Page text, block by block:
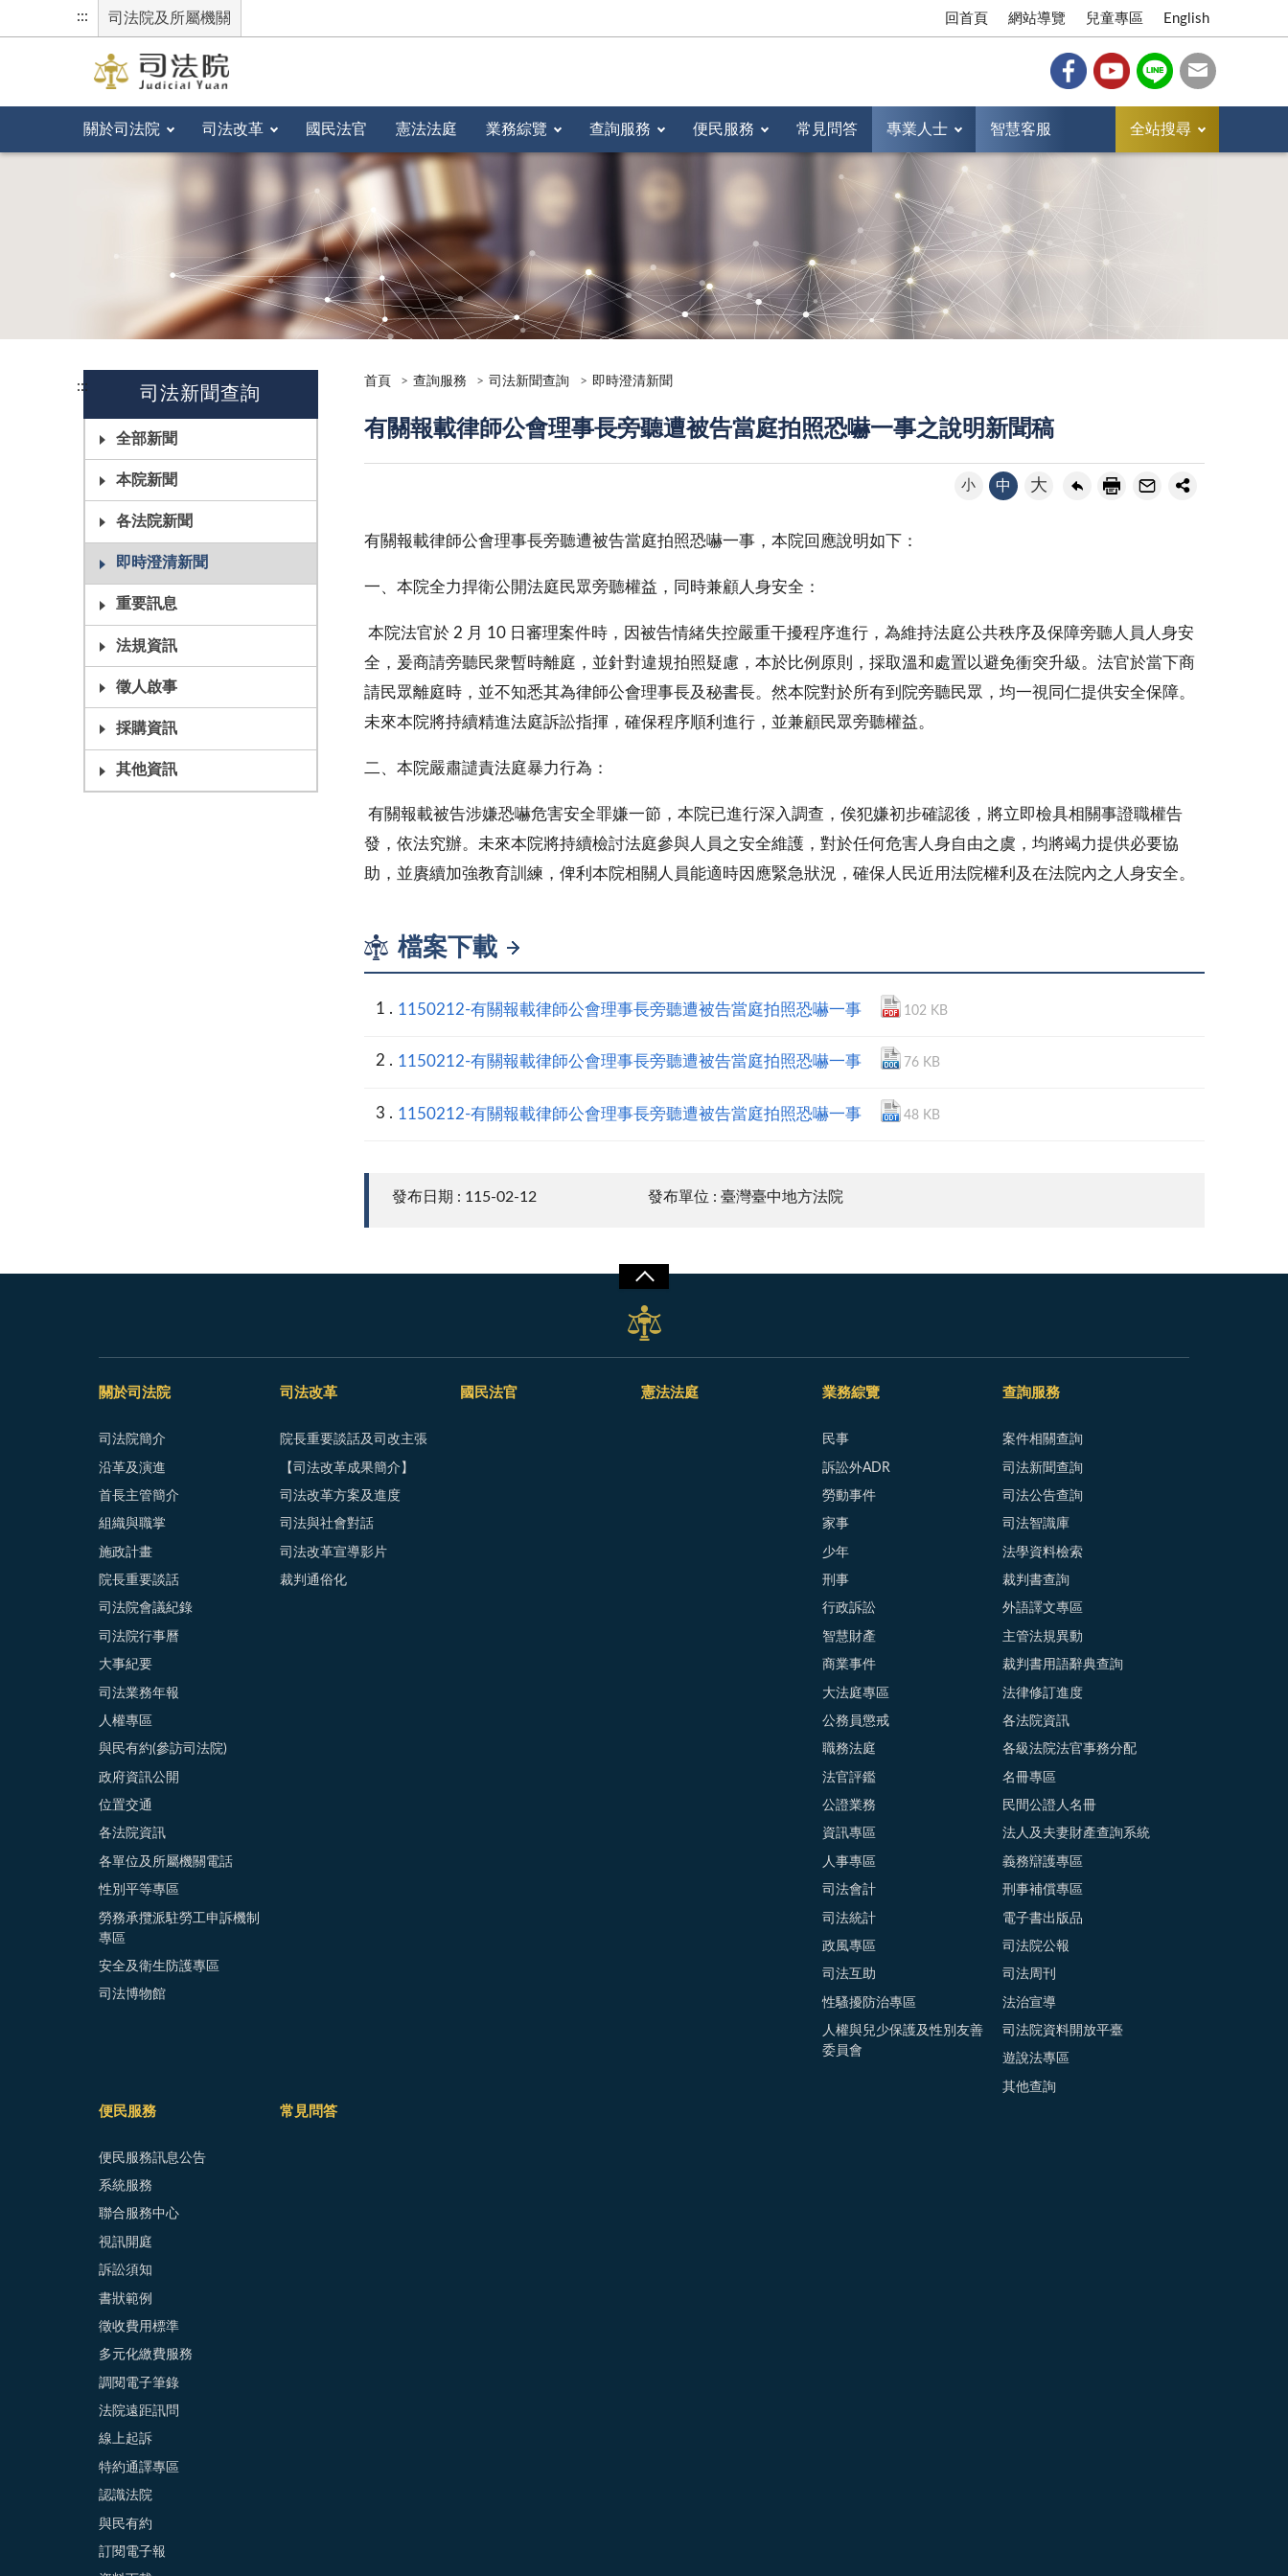
::: 司法院及所屬機關 回首頁 網站導覽 兒童專區 English
關於司法院 司法改革 國民法官 憲法法庭 業務綜覽 查詢服務 便民服務 常見問答 專業人士 智慧客服 全站搜尋
::: 司法新聞查詢
全部新聞
本院新聞
各法院新聞
即時澄清新聞
重要訊息
法規資訊
徵人啟事
採購資訊
其他資訊
首頁 查詢服務 司法新聞查詢 即時澄清新聞
有關報載律師公會理事長旁聽遭被告當庭拍照恐嚇一事之說明新聞稿
小 中 大
有關報載律師公會理事長旁聽遭被告當庭拍照恐嚇一事，本院回應說明如下：
一、本院全力捍衛公開法庭民眾旁聽權益，同時兼顧人身安全：
本院法官於 2 月 10 日審理案件時，因被告情緒失控嚴重干擾程序進行，為維持法庭公共秩序及保障旁聽人員人身安
全，爰商請旁聽民衆暫時離庭，並針對違規拍照疑慮，本於比例原則，採取溫和處置以避免衝突升級。法官於當下商
請民眾離庭時，並不知悉其為律師公會理事長及秘書長。然本院對於所有到院旁聽民眾，均一視同仁提供安全保障。
未來本院將持續精進法庭訴訟指揮，確保程序順利進行，並兼顧民眾旁聽權益。
二、本院嚴肅譴責法庭暴力行為：
有關報載被告涉嫌恐嚇危害安全罪嫌一節，本院已進行深入調查，俟犯嫌初步確認後，將立即檢具相關事證職權告
發，依法究辦。未來本院將持續檢討法庭參與人員之安全維護，對於任何危害人身自由之虞，均將竭力提供必要協
助，並賡續加強教育訓練，俾利本院相關人員能適時因應緊急狀況，確保人民近用法院權利及在法院內之人身安全。
檔案下載
1150212-有關報載律師公會理事長旁聽遭被告當庭拍照恐嚇一事 102 KB
1150212-有關報載律師公會理事長旁聽遭被告當庭拍照恐嚇一事 76 KB
1150212-有關報載律師公會理事長旁聽遭被告當庭拍照恐嚇一事 48 KB
發布日期 : 115-02-12 發布單位 : 臺灣臺中地方法院
關於司法院
司法院簡介
沿革及演進
首長主管簡介
組織與職掌
施政計畫
院長重要談話
司法院會議紀錄
司法院行事曆
大事紀要
司法業務年報
人權專區
與民有約(參訪司法院)
政府資訊公開
位置交通
各法院資訊
各單位及所屬機關電話
性別平等專區
勞務承攬派駐勞工申訴機制
專區
安全及衛生防護專區
司法博物館
司法改革
院長重要談話及司改主張
【司法改革成果簡介】
司法改革方案及進度
司法與社會對話
司法改革宣導影片
裁判通俗化
國民法官 憲法法庭 業務綜覽
民事
訴訟外ADR
勞動事件
家事
少年
刑事
行政訴訟
智慧財產
商業事件
大法庭專區
公務員懲戒
職務法庭
法官評鑑
公證業務
資訊專區
人事專區
司法會計
司法統計
政風專區
司法互助
性騷擾防治專區
人權與兒少保護及性別友善
委員會
查詢服務
案件相關查詢
司法新聞查詢
司法公告查詢
司法智識庫
法學資料檢索
裁判書查詢
外語譯文專區
主管法規異動
裁判書用語辭典查詢
法律修訂進度
各法院資訊
各級法院法官事務分配
名冊專區
民間公證人名冊
法人及夫妻財產查詢系統
義務辯護專區
刑事補償專區
電子書出版品
司法院公報
司法周刊
法治宣導
司法院資料開放平臺
遊說法專區
其他查詢
便民服務
便民服務訊息公告
系統服務
聯合服務中心
視訊開庭
訴訟須知
書狀範例
徵收費用標準
多元化繳費服務
調閱電子筆錄
法院遠距訊問
線上起訴
特約通譯專區
認識法院
與民有約
訂閱電子報
常見問答